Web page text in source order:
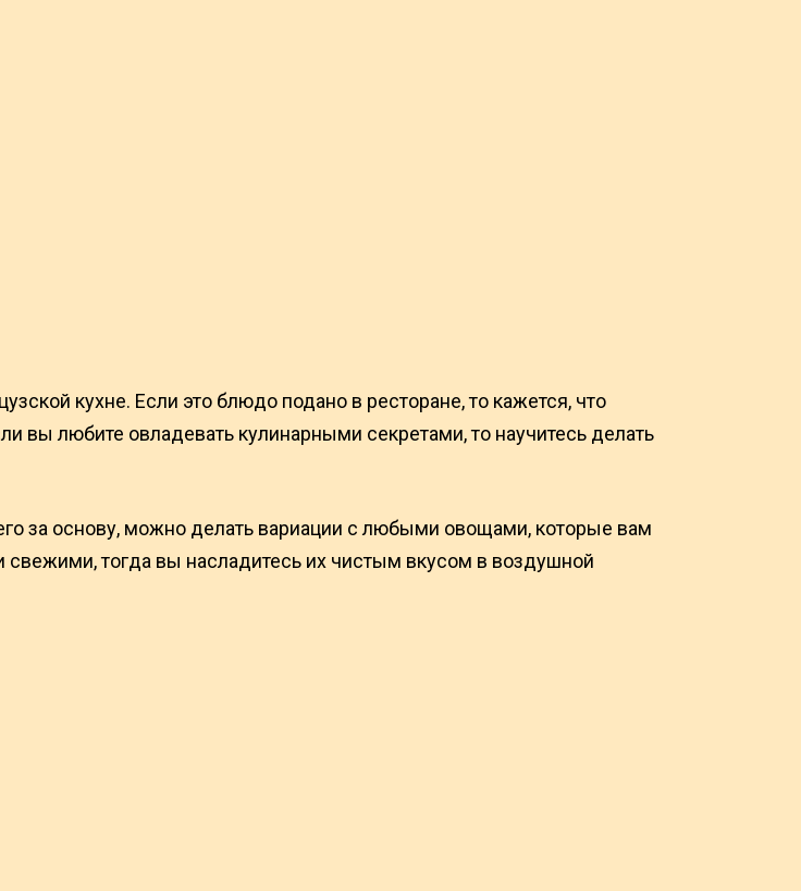
кухне. Если это блюдо подано в ресторане, то кажется, что
вы любите овладевать кулинарными секретами, то научитесь делать
за основу, можно делать вариации с любыми овощами, которые вам
тогда вы насладитесь их чистым вкусом в воздушной